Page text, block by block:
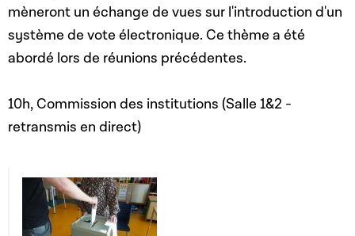
mèneront un échange de vues sur l'introduction d'un
système de vote électronique. Ce thème a été
abordé lors de réunions précédentes.
10h, Commission des institutions (Salle 1&2 -
retransmis en direct)